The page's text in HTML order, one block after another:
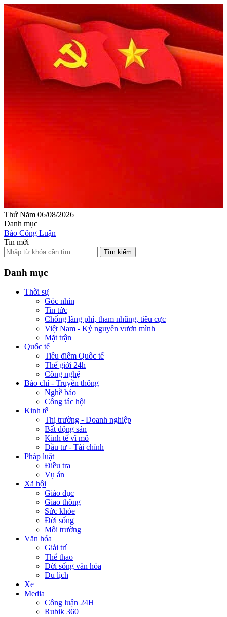
Thứ Năm 06/08/2026
Danh mục
Báo Công Luận
Tin mới
Tìm kiếm
Danh mục
Thời sự
Góc nhìn
Tin tức
Chống lãng phí, tham nhũng, tiêu cực
Việt Nam - Kỷ nguyên vươn mình
Mặt trận
Quốc tế
Tiêu điểm Quốc tế
Thế giới 24h
Công nghệ
Báo chí - Truyền thông
Nghề báo
Công tác hội
Kinh tế
Thị trường - Doanh nghiệp
Bất động sản
Kinh tế vĩ mô
Đầu tư - Tài chính
Pháp luật
Điều tra
Vụ án
Xã hội
Giáo dục
Giao thông
Sức khỏe
Đời sống
Môi trường
Văn hóa
Giải trí
Thể thao
Đời sống văn hóa
Du lịch
Xe
Media
Công luận 24H
Rubik 360